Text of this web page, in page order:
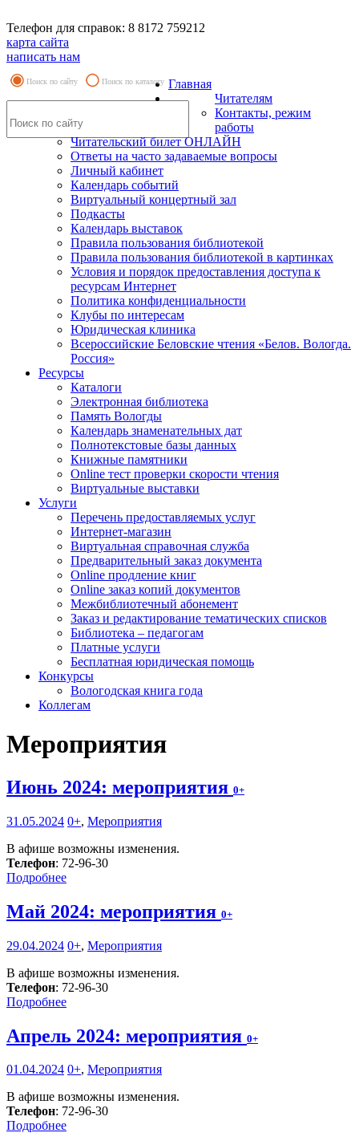
Телефон для справок: 8 8172 759212
карта сайта
написать нам
Поиск по сайту Поиск по каталогу Главная
Читателям
Контакты, режим
работы
Читательский билет ОНЛАЙН
Ответы на часто задаваемые вопросы
Личный кабинет
Календарь событий
Виртуальный концертный зал
Подкасты
Календарь выставок
Правила пользования библиотекой
Правила пользования библиотекой в картинках
Условия и порядок предоставления доступа к
ресурсам Интернет
Политика конфиденциальности
Клубы по интересам
Юридическая клиника
Всероссийские Беловские чтения «Белов. Вологда.
Россия»
Ресурсы
Каталоги
Электронная библиотека
Память Вологды
Календарь знаменательных дат
Полнотекстовые базы данных
Книжные памятники
Online тест проверки скорости чтения
Виртуальные выставки
Услуги
Перечень предоставляемых услуг
Интернет-магазин
Виртуальная справочная служба
Предварительный заказ документа
Online продление книг
Online заказ копий документов
Межбиблиотечный абонемент
Заказ и редактирование тематических списков
Библиотека – педагогам
Платные услуги
Бесплатная юридическая помощь
Конкурсы
Вологодская книга года
Коллегам
Мероприятия
Июнь 2024: мероприятия 0+
31.05.2024 0+, Мероприятия
В афише возможны изменения.
Телефон: 72-96-30
Подробнее
Май 2024: мероприятия 0+
29.04.2024 0+, Мероприятия
В афише возможны изменения.
Телефон: 72-96-30
Подробнее
Апрель 2024: мероприятия 0+
01.04.2024 0+, Мероприятия
В афише возможны изменения.
Телефон: 72-96-30
Подробнее